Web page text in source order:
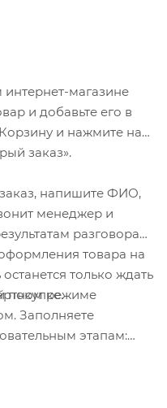
на любой
из TPR
естественную
— без лишнего
hole，250g
27TPI Compass logo,
механический
painting
pipe 25.4, Grip
color handle
25.4*250
магазине
и добавьте его в
и нажмите на
заказ».
напишите ФИО,
менеджер и
разговора
товара на
только ждать
покупке.режиме
Заполняете
этапам: